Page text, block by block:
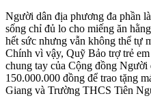
Người dân địa phương đa phần
sống chỉ đủ lo cho miếng ăn
hết sức nhưng vẫn không thể tự
Chính vì vậy, Quỹ Bảo trợ trẻ
chung tay của Cộng đồng
150.000.000 đồng để trao tặng
Giang và Trường THCS Tiên